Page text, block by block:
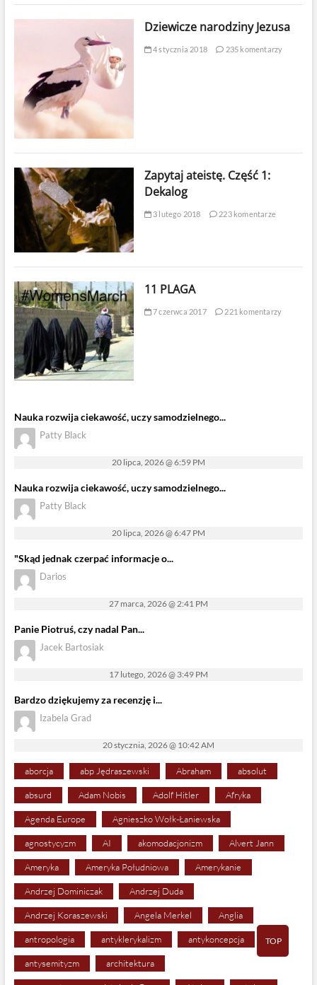
Dziewicze narodziny Jezusa
4 stycznia 2018 235 komentarzy
Zapytaj ateistę. Część 1:
Dekalog
3 lutego 2018 223 komentarze
11 PLAGA
7 czerwca 2017 221 komentarzy
Nauka rozwija ciekawość, uczy samodzielnego...
Patty Black
20 lipca, 2026 @ 6:59 PM
Nauka rozwija ciekawość, uczy samodzielnego...
Patty Black
20 lipca, 2026 @ 6:47 PM
"Skąd jednak czerpać informacje o...
Darios
27 marca, 2026 @ 2:41 PM
Panie Piotruś, czy nadal Pan...
Jacek Bartosiak
17 lutego, 2026 @ 3:49 PM
Bardzo dziękujemy za recenzję i...
Izabela Grad
20 stycznia, 2026 @ 10:42 AM
aborcja abp Jędraszewski Abraham absolut
absurd Adam Nobis Adolf Hitler Afryka
Agenda Europe Agnieszko Wołk-Łaniewska
agnostycyzm AI akomodacjonizm Alvert Jann
Ameryka Ameryka Południowa Amerykanie
Andrzej Dominiczak Andrzej Duda
Andrzej Koraszewski Angela Merkel Anglia
antropologia antyklerykalizm antykoncepcja
antysemityzm architektura
TOP